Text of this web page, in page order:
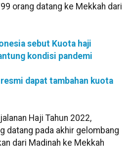
orang datang ke Mekkah dari
sebut Kuota haji
kondisi pandemi
resmi dapat tambahan kuota
Haji Tahun 2022,
datang pada akhir gelombang
dari Madinah ke Mekkah